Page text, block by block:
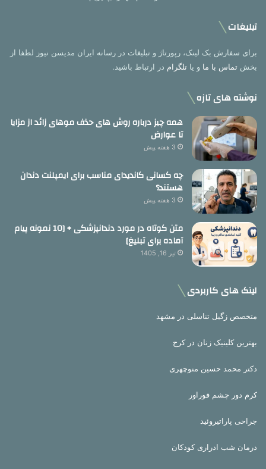
تبلیغات
برای سفارش بک لینک، رپورتاژ و تبلیغات در رسانه ایران مدیسن نیوز لطفا از
بخش تماس با ما و یا تلگرام در ارتباط باشید.
نوشته های تازه
همه چیز درباره روش های حذف موهای زائد از مزایا
تا عوارض
3 هفته پیش
چه کسانی کاندیدای مناسب برای ایمپلنت دندان
هستند؟
3 هفته پیش
متن کوتاه در مورد دندانپزشکی + [10 نمونه پیام
آماده برای تبلیغ]
تیر 16, 1405
لینک های کاربردی
متخصص زگیل تناسلی در مشهد
بهترین کلینیک زنان در کرج
دکتر محمد حسین منوچهری
کرم دور چشم فوراور
جراحی پاراتیروئید
درمان شب ادراری کودکان